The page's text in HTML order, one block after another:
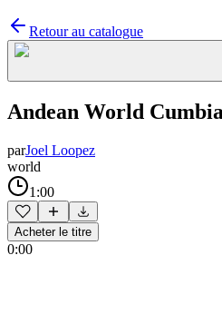
Retour au catalogue
Andean World
parJoel Loopez
world
1:00
Acheter le titre
0:00